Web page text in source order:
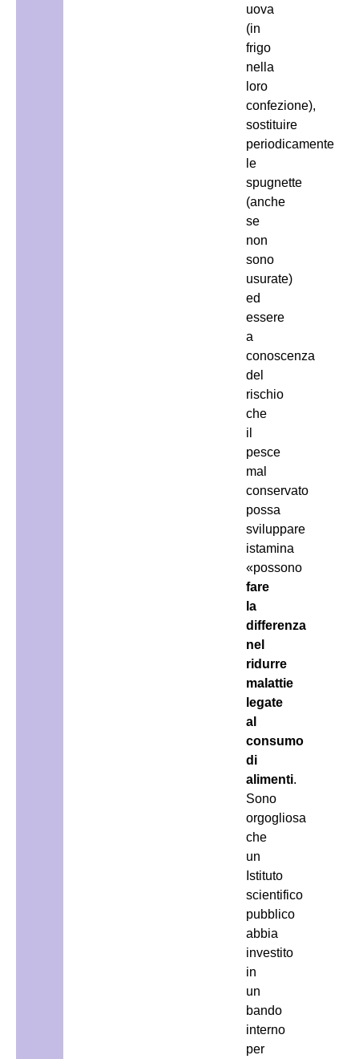
uova
(in
frigo
nella
loro
confezione),
sostituire
periodicamente
le
spugnette
(anche
se
non
sono
usurate)
ed
essere
a
conoscenza
del
rischio
che
il
pesce
mal
conservato
possa
sviluppare
istamina
«possono
fare
la
differenza
nel
ridurre
malattie
legate
al
consumo
di
alimenti.
Sono
orgogliosa
che
un
Istituto
scientifico
pubblico
abbia
investito
in
un
bando
interno
per